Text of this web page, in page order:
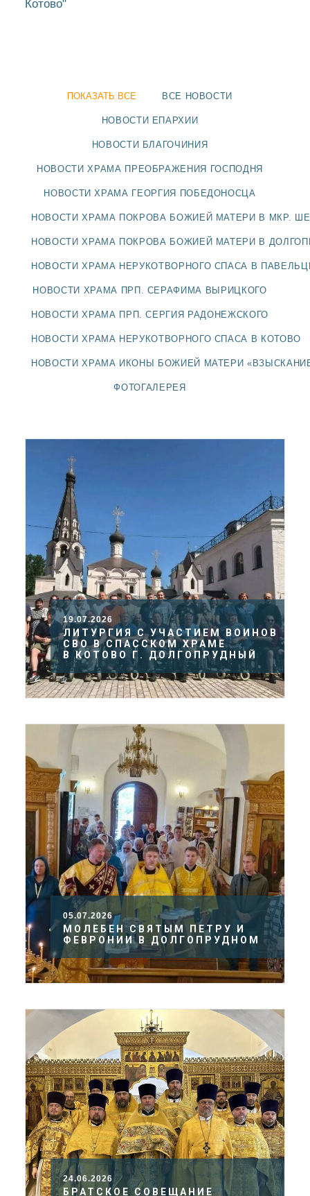
НОВОСТИ
БЛАГОЧИНИЯ
ДОЛГОПРУДНЕНСКОЕ
БЛАГОЧИНИЕ
ЕПАРХИИ
Котово"
ПОКАЗАТЬ ВСЕ ВСЕ НОВОСТИ
НОВОСТИ ЕПАРХИИ
НОВОСТИ БЛАГОЧИНИЯ
НОВОСТИ ХРАМА ПРЕОБРАЖЕНИЯ ГОСПОДНЯ
НОВОСТИ ХРАМА ГЕОРГИЯ ПОБЕДОНОСЦА
НОВОСТИ ХРАМА ПОКРОВА БОЖИЕЙ МАТЕРИ В МКР.
НОВОСТИ ХРАМА ПОКРОВА БОЖИЕЙ МАТЕРИ В
НОВОСТИ ХРАМА НЕРУКОТВОРНОГО СПАСА В
НОВОСТИ ХРАМА ПРП. СЕРАФИМА ВЫРИЦКОГО
НОВОСТИ ХРАМА ПРП. СЕРГИЯ РАДОНЕЖСКОГО
НОВОСТИ ХРАМА НЕРУКОТВОРНОГО СПАСА В КОТОВО
НОВОСТИ ХРАМА ИКОНЫ БОЖИЕЙ МАТЕРИ
ФОТОГАЛЕРЕЯ
19.07.2026
ЛИТУРГИЯ С УЧАСТИЕМ ВОИНОВ
СВО В СПАССКОМ ХРАМЕ
В КОТОВО Г. ДОЛГОПРУДНЫЙ
05.07.2026
МОЛЕБЕН СВЯТЫМ ПЕТРУ И
ФЕВРОНИИ В ДОЛГОПРУДНОМ
24.06.2026
БРАТСКОЕ СОВЕЩАНИЕ